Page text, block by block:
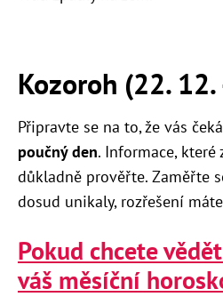
Kozoroh (22. 12.
Připravte se na to, že vás čeká
poučný den. Informace,
důkladně prověřte. Zaměřte
dosud unikaly, rozřešení
Pokud chcete
váš měsíční